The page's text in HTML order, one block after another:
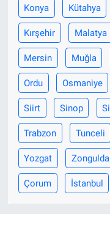
Konya Kütahya
Kırşehir Malatya
Mersin Muğla
Ordu Osmaniye
Siirt Sinop
Trabzon Tunceli
Yozgat
Çorum İstanbul